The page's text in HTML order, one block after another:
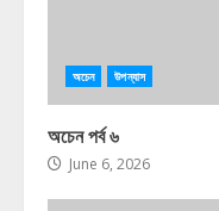
অচেন উপন্যাস
অচেন পর্ব ৬
June 6, 2026